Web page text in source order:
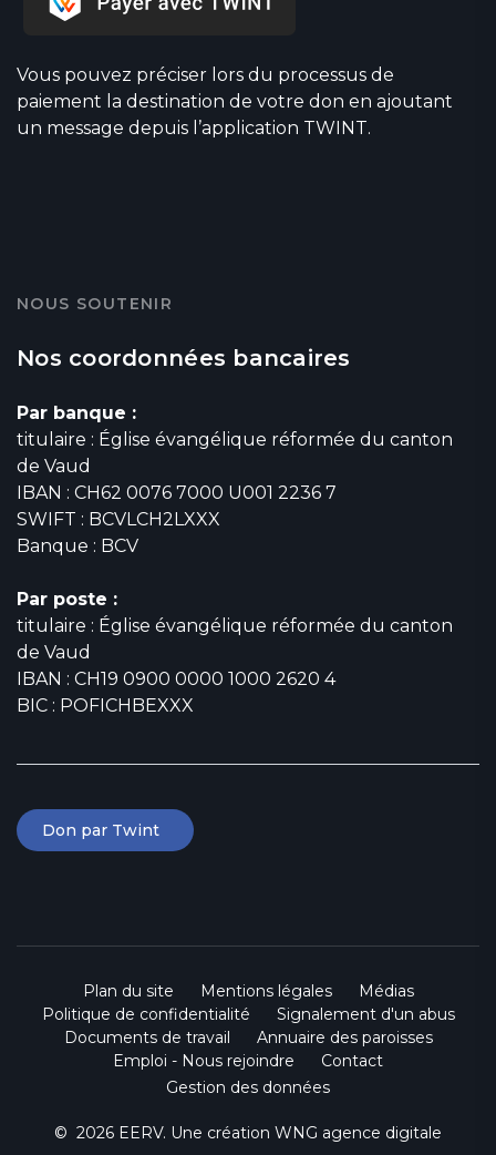
Vous pouvez préciser lors du processus de
paiement la destination de votre don en ajoutant
un message depuis l’application TWINT.
NOUS SOUTENIR
Nos coordonnées bancaires
Par banque :
titulaire : Église évangélique réformée du canton
de Vaud
IBAN : CH62 0076 7000 U001 2236 7
SWIFT : BCVLCH2LXXX
Banque : BCV
Par poste :
titulaire : Église évangélique réformée du canton
de Vaud
IBAN : CH19 0900 0000 1000 2620 4
BIC : POFICHBEXXX
Don par Twint
Plan du site Mentions légales
Médias
Politique de confidentialité
Signalement d'un abus
Documents de travail
Annuaire des paroisses
Emploi - Nous rejoindre
Contact
Gestion des données
© 2026 EERV. Une création WNG agence digitale